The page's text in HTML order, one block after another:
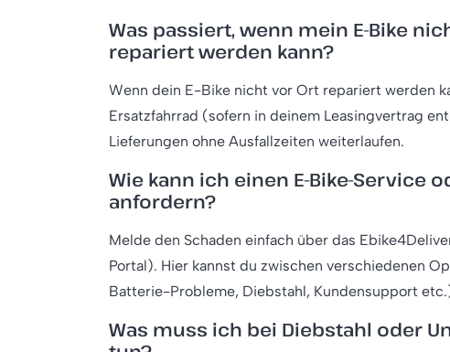
Was passiert, wenn mein E-Bike
repariert werden kann?
Wenn dein E-Bike nicht vor Ort repariert werden
Ersatzfahrrad (sofern in deinem Leasingvertrag
Lieferungen ohne Ausfallzeiten weiterlaufen.
Wie kann ich einen E-Bike-Service
anfordern?
Melde den Schaden einfach über das
Portal). Hier kannst du zwischen verschiedenen
Batterie-Probleme, Diebstahl, Kundensupport
Was muss ich bei Diebstahl oder